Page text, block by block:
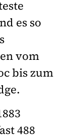
es so
vom
bis zum
488